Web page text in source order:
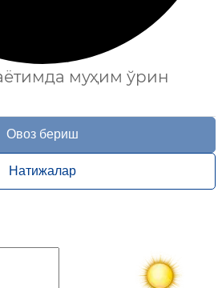
муҳим ўрин
Овоз бериш
Натижалар